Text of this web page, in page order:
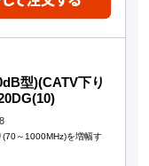
型)(CATV下り
～1000MHz)を増幅す